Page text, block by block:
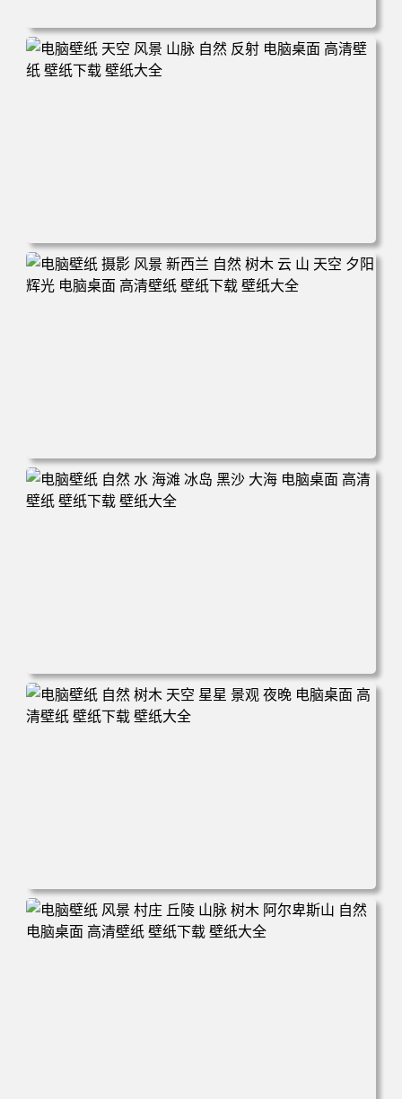
电脑壁纸 自然 河流 景观 电脑桌面 高清壁纸 壁纸下载 壁纸
大全
电脑壁纸 天空 风景 山脉 自然 反射 电脑桌面 高清壁纸 壁纸
下载 壁纸大全
电脑壁纸 摄影 风景 新西兰 自然 树木 云 山 天空 夕阳 辉光
电脑桌面 高清壁纸 壁纸下载 壁纸大全
电脑壁纸 自然 水 海滩 冰岛 黑沙 大海 电脑桌面 高清壁纸
壁纸下载 壁纸大全
电脑壁纸 自然 树木 天空 星星 景观 夜晚 电脑桌面 高清壁纸
壁纸下载 壁纸大全